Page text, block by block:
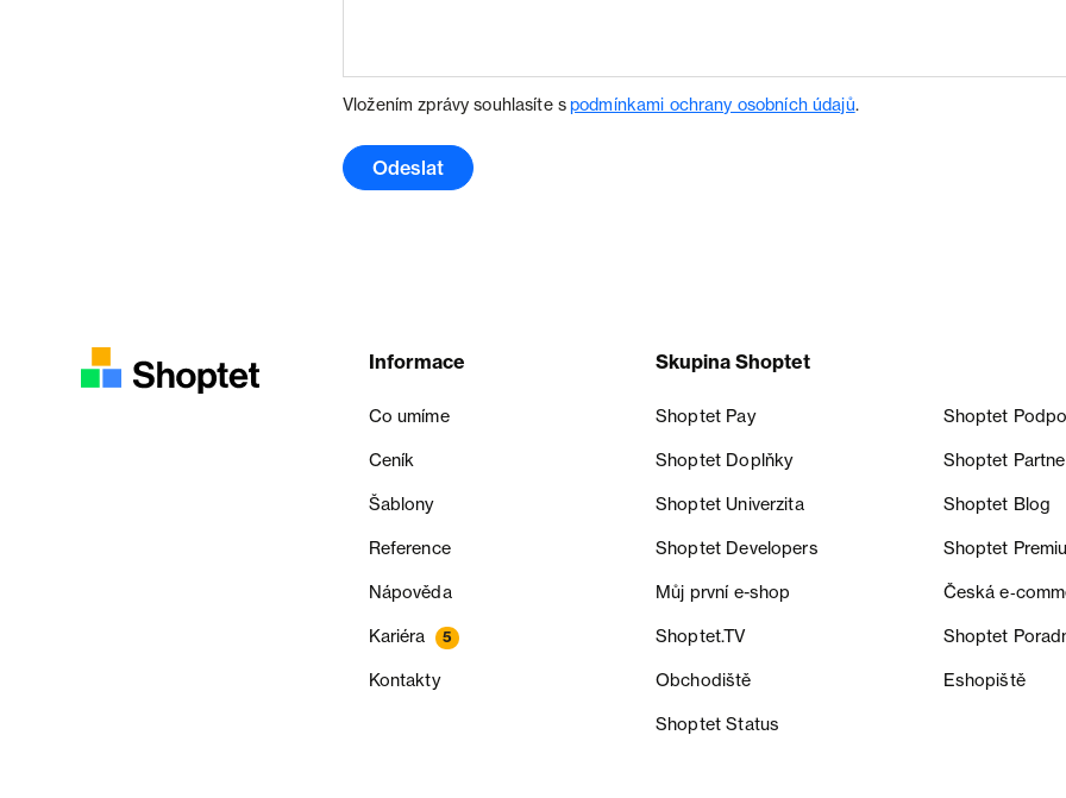
Vložením zprávy souhlasíte spodmínkami ochrany osobních údajů.
Odeslat
Informace
Co umíme
Ceník
Šablony
Reference
Nápověda
Kariéra 5
Kontakty
Skupina Shoptet
Shoptet Pay Shoptet
Shoptet Doplňky Shoptet
Shoptet Univerzita Shoptet Blog
Shoptet Developers Shoptet
Můj první e-shop Česká
Shoptet.TV Shoptet
Obchodiště Eshopiště
Shoptet Status